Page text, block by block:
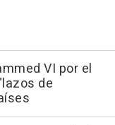
VI por el
de